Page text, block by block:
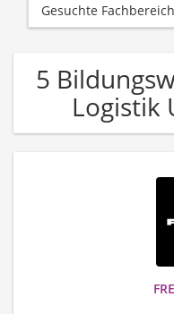
Gesuchte
5
Logistik